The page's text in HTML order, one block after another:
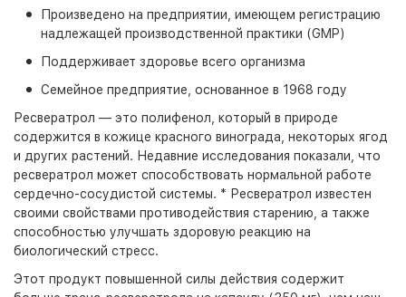
Произведено на предприятии, имеющем регистрацию
надлежащей производственной практики (GMP)
Поддерживает здоровье всего организма
Семейное предприятие, основанное в 1968 году
Ресвератрол — это полифенол, который в природе
содержится в кожице красного винограда, некоторых ягод
и других растений. Недавние исследования показали, что
ресвератрол может способствовать нормальной работе
сердечно-сосудистой системы. * Ресвератрол известен
своими свойствами противодействия старению, а также
способностью улучшать здоровую реакцию на
биологический стресс.
Этот продукт повышенной силы действия содержит